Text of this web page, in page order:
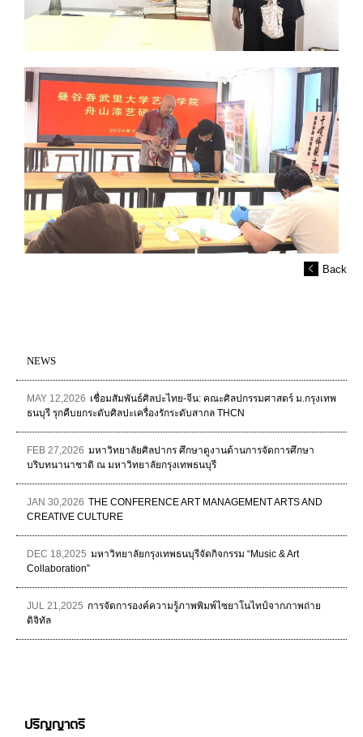
Back
NEWS
MAY 12,2026 เชื่อมสัมพันธ์ศิลปะไทย-จีน: คณะศิลปกรรมศาสตร์ ม.กรุงเทพ
ธนบุรี รุกคืบยกระดับศิลปะเครื่องรักระดับสากล THCN
FEB 27,2026 มหาวิทยาลัยศิลปากร ศึกษาดูงานด้านการจัดการศึกษา
บริบทนานาชาติ ณ มหาวิทยาลัยกรุงเทพธนบุรี
JAN 30,2026 THE CONFERENCE ART MANAGEMENT ARTS AND
CREATIVE CULTURE
DEC 18,2025 มหาวิทยาลัยกรุงเทพธนบุรีจัดกิจกรรม “Music & Art
Collaboration”
JUL 21,2025 การจัดการองค์ความรู้ภาพพิมพ์ไซยาโนไทป์จากภาพถ่าย
ดิจิทัล
ปริญญาตรี